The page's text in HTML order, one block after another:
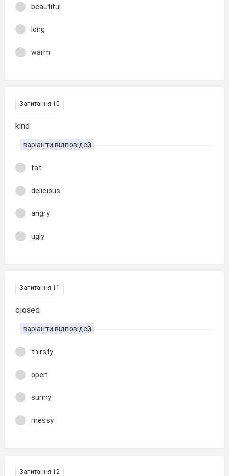
beautiful
long
warm
Запитання 10
kind
варіанти відповідей
fat
delicious
angry
ugly
Запитання 11
closed
варіанти відповідей
thirsty
open
sunny
messy
Запитання 12